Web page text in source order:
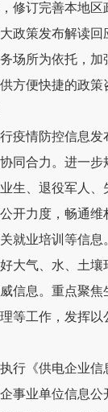
修订完善本地
政策发布解读回
场所为依托，加
方便快捷的政
疫情防控信息
同合力。进一步
生、退役军人
开力度，畅通维
就业培训等信息
大气、水、土壤
信息。 重点聚焦
等工作，发挥
行《供电企业
事业单位信息